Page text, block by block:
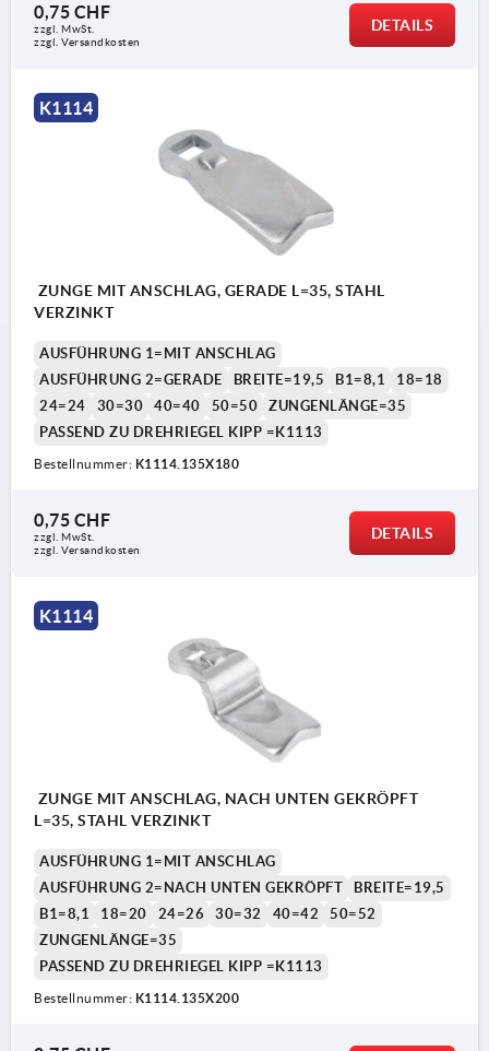
0,75 CHF
zzgl. MwSt.
zzgl. Versandkosten
DETAILS
K1114
ZUNGE MIT ANSCHLAG, GERADE L=35, STAHL
VERZINKT
AUSFÜHRUNG 1=MIT ANSCHLAG
AUSFÜHRUNG 2=GERADE
BREITE=19,5 B1=8,1
18=18
24=24
30=30 40=40 50=50
ZUNGENLÄNGE=35
PASSEND ZU DREHRIEGEL KIPP =K1113
Bestellnummer: K1114.135X180
0,75 CHF
zzgl. MwSt.
zzgl. Versandkosten
DETAILS
K1114
ZUNGE MIT ANSCHLAG, NACH UNTEN GEKRÖPFT
L=35, STAHL VERZINKT
AUSFÜHRUNG 1=MIT ANSCHLAG
AUSFÜHRUNG 2=NACH UNTEN GEKRÖPFT
BREITE=19,5
B1=8,1
18=20 24=26 30=32 40=42
50=52
ZUNGENLÄNGE=35
PASSEND ZU DREHRIEGEL KIPP =K1113
Bestellnummer: K1114.135X200